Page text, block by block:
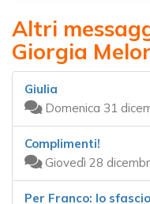
Altri
Giorgia
Giulia
Domenica 31
Complimenti!
Giovedì 28
Per Franco: lo